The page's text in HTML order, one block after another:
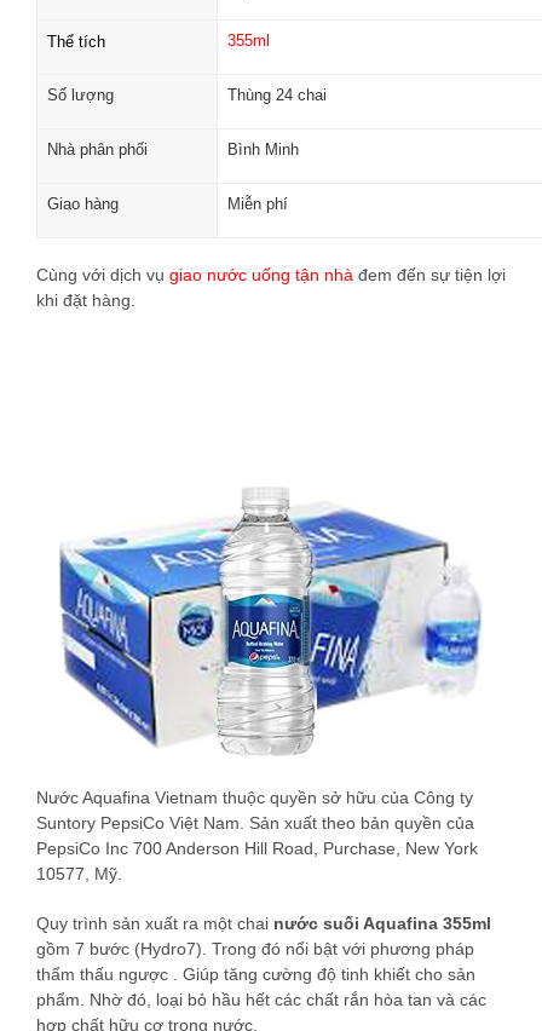
Thể tích 355ml
Số lượng Thùng 24 chai
Nhà phân phối Bình Minh
Giao hàng Miễn phí
Cùng với dịch vụ giao nước uống tận nhà đem đến sự tiện lợi
khi đặt hàng.
Nước Aquafina Vietnam thuộc quyền sở hữu của Công ty
Suntory PepsiCo Việt Nam. Sản xuất theo bản quyền của
PepsiCo Inc 700 Anderson Hill Road, Purchase, New York
10577, Mỹ.
Quy trình sản xuất ra một chai nước suối Aquafina 355ml
gồm 7 bước (Hydro7). Trong đó nổi bật với phương pháp
thẩm thấu ngược . Giúp tăng cường độ tinh khiết cho sản
phẩm. Nhờ đó, loại bỏ hầu hết các chất rắn hòa tan và các
hợp chất hữu cơ trong nước.